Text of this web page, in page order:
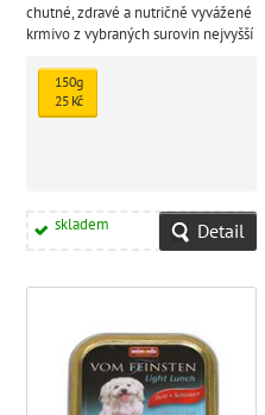
chutné, zdravé a nutričně vyvážené
krmivo z vybraných surovin nejvyšší
150g
25 Kč
skladem Detail